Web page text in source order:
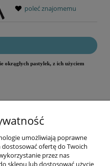
poleć znajomemu
pastylek, z ich użyciem
umożliwiają poprawne
ofertę do Twoich
przez nas
sklepu lub dostosować użycie